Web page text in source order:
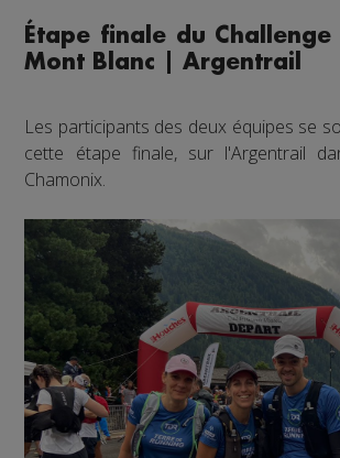
Étape finale du Challenge
Mont Blanc | Argentrail
Les participants des deux équipes se
cette étape finale, sur l'Argentrail
Chamonix.